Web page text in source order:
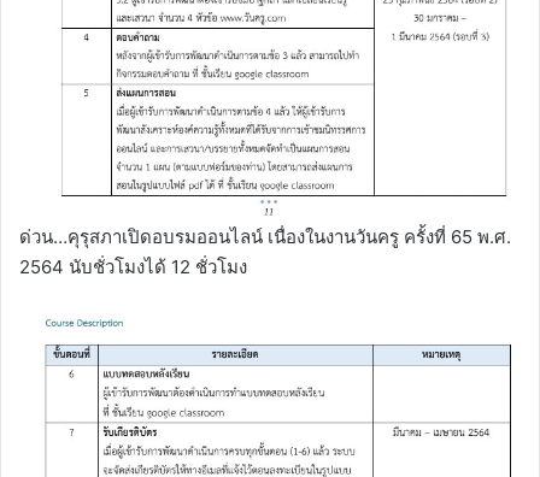
ด่วน…คุรุสภาเปิดอบรมออนไลน์ เนื่องในงานวันครู ครั้งที่ 65 พ.ศ.
2564 นับชั่วโมงได้ 12 ชั่วโมง